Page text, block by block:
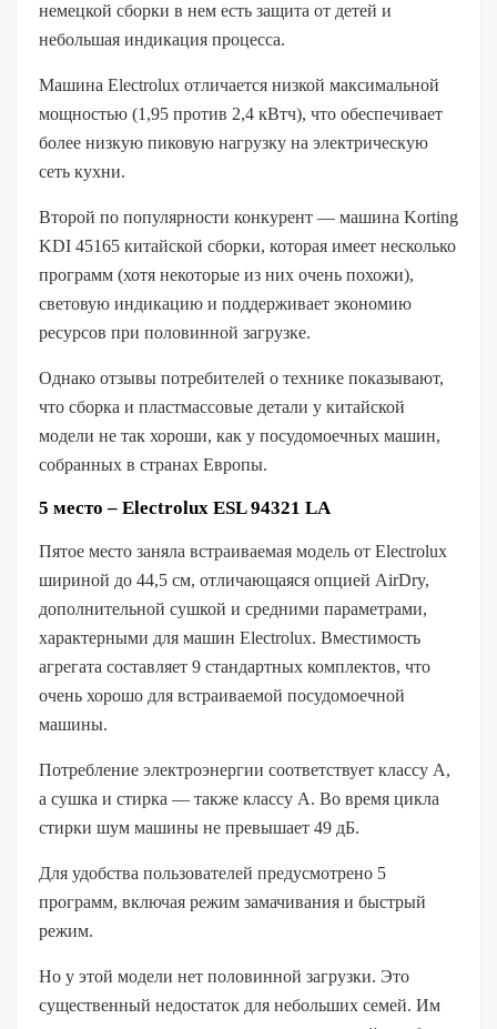
немецкой сборки в нем есть защита от детей и
небольшая индикация процесса.
Машина Electrolux отличается низкой максимальной
мощностью (1,95 против 2,4 кВтч), что обеспечивает
более низкую пиковую нагрузку на электрическую
сеть кухни.
Второй по популярности конкурент — машина Korting
KDI 45165 китайской сборки, которая имеет несколько
программ (хотя некоторые из них очень похожи),
световую индикацию и поддерживает экономию
ресурсов при половинной загрузке.
Однако отзывы потребителей о технике показывают,
что сборка и пластмассовые детали у китайской
модели не так хороши, как у посудомоечных машин,
собранных в странах Европы.
5 место – Electrolux ESL 94321 LA
Пятое место заняла встраиваемая модель от Electrolux
шириной до 44,5 см, отличающаяся опцией AirDry,
дополнительной сушкой и средними параметрами,
характерными для машин Electrolux. Вместимость
агрегата составляет 9 стандартных комплектов, что
очень хорошо для встраиваемой посудомоечной
машины.
Потребление электроэнергии соответствует классу А,
а сушка и стирка — также классу А. Во время цикла
стирки шум машины не превышает 49 дБ.
Для удобства пользователей предусмотрено 5
программ, включая режим замачивания и быстрый
режим.
Но у этой модели нет половинной загрузки. Это
существенный недостаток для небольших семей. Им